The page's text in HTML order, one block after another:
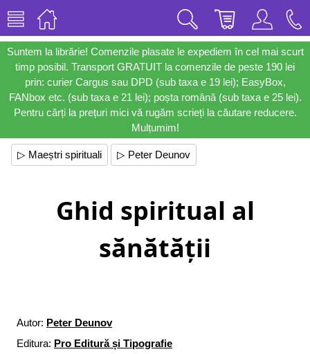
Suntem la librărie! Comenzile plasate le expediem în cel mai scurt
timp posibil. Transport GRATUIT la comenzile de peste 190 lei
prin: curier Cargus sau DPD (sub taxa e 19 lei); EasyBox,
FANbox etc. (sub taxa e 21 lei); poșta română (sub taxa e 25 lei).
Pentru cărți la prețuri mici vă rugăm scrieți la căutare reducere.
Mulțumim!
▷ Maeștri spirituali ▷ Peter Deunov
Ghid spiritual al
sănătății
Autor: Peter Deunov
Editura: Pro Editură și Tipografie